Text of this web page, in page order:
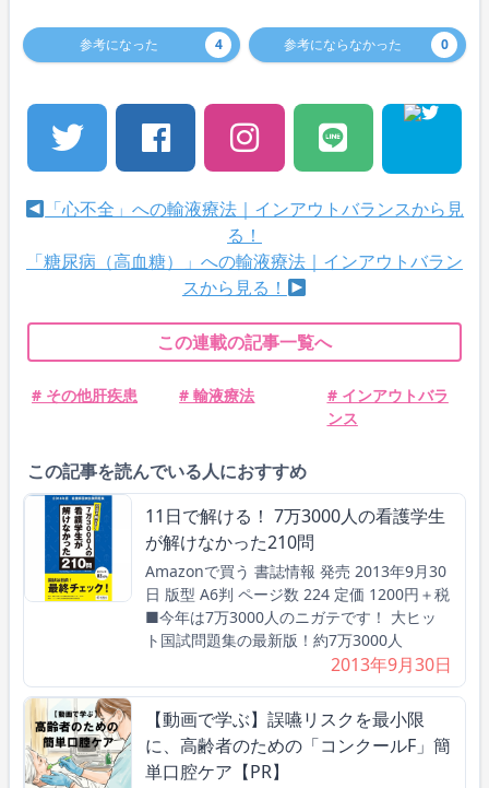
参考になった 4 参考にならなかった 0
「心不全」への輸液療法｜インアウトバランスから見
る！
「糖尿病（高血糖）」への輸液療法｜インアウトバラン
スから見る！
この連載の記事一覧へ
# その他肝疾患 # 輸液療法
# インアウトバラ
ンス
この記事を読んでいる人におすすめ
11日で解ける！ 7万3000人の看護学生
が解けなかった210問
Amazonで買う 書誌情報 発売 2013年9月30
日 版型 A6判 ページ数 224 定価 1200円＋税
■今年は7万3000人のニガテです！ 大ヒッ
ト国試問題集の最新版！約7万3000人
2013年9月30日
【動画で学ぶ】誤嚥リスクを最小限
に、高齢者のための「コンクールF」簡
単口腔ケア【PR】